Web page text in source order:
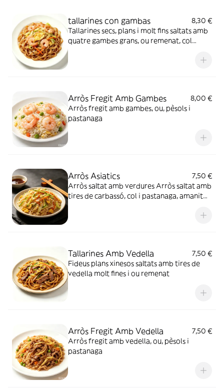
tallarines con gambas
8,30 €
Tallarines secs, plans i molt fins saltats amb
quatre gambes grans, ou remenat, col
una lleugera salsa de soja brillant, tots els
Arròs Fregit Amb Gambes
8,00 €
Arròs fregit amb gambes, ou, pèsols i
pastanaga
Arròs Asiatics
7,50 €
Arròs saltat amb verdures Arròs saltat amb
tires de carbassó, col i pastanaga, amanit
Tallarines Amb Vedella
7,50 €
Fideus plans xinesos saltats amb tires de
vedella molt fines i ou remenat
Arròs Fregit Amb Vedella
7,50 €
Arròs fregit amb vedella, ou, pèsols i
pastanaga